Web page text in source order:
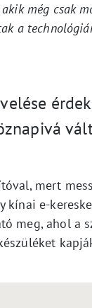
még csak
a
mert
e-
meg, ahol a